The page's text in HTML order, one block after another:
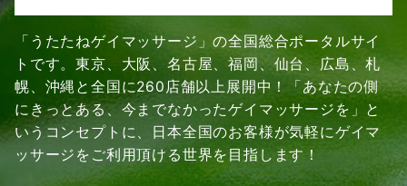
「うたたねゲイマッサージ」の全国総合ポータルサイ
トです。東京、大阪、名古屋、福岡、仙台、広島、札
幌、沖縄と全国に260店舗以上展開中！「あなたの側
にきっとある、今までなかったゲイマッサージを」と
いうコンセプトに、日本全国のお客様が気軽にゲイマ
ッサージをご利用頂ける世界を目指します！